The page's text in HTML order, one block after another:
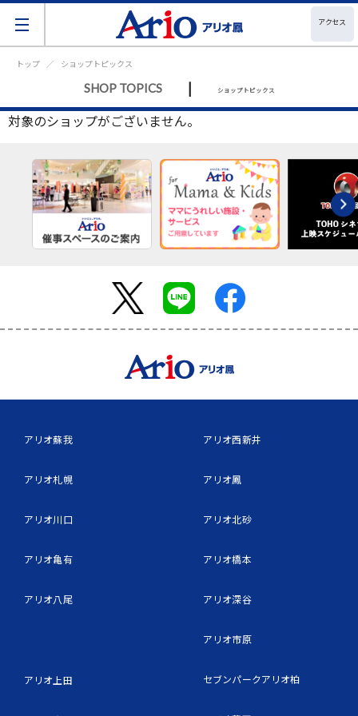
アクセス
トップ ショップトピックス
SHOP TOPICS | ショップトピックス
対象のショップがございません。
アリオ蘇我
アリオ札幌
アリオ川口
アリオ亀有
アリオ八尾
アリオ上田
アリオ西新井
アリオ鳳
アリオ北砂
アリオ橋本
アリオ深谷
アリオ市原
セブンパークアリオ柏